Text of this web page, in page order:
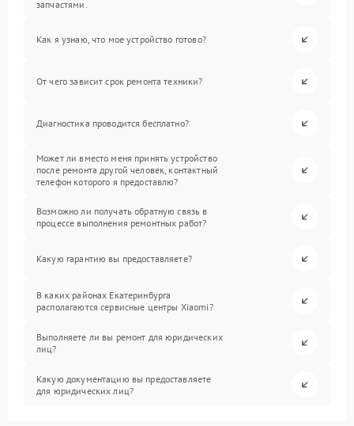
запчастями.
Как я узнаю, что мое устройство готово?
От чего зависит срок ремонта техники?
Диагностика проводится бесплатно?
Может ли вместо меня принять устройство
после ремонта другой человек, контактный
телефон которого я предоставлю?
Возможно ли получать обратную связь в
процессе выполнения ремонтных работ?
Какую гарантию вы предоставляете?
В каких районах Екатеринбурга
располагаются сервисные центры Xiaomi?
Выполняете ли вы ремонт для юридических
лиц?
Какую документацию вы предоставляете
для юридических лиц?